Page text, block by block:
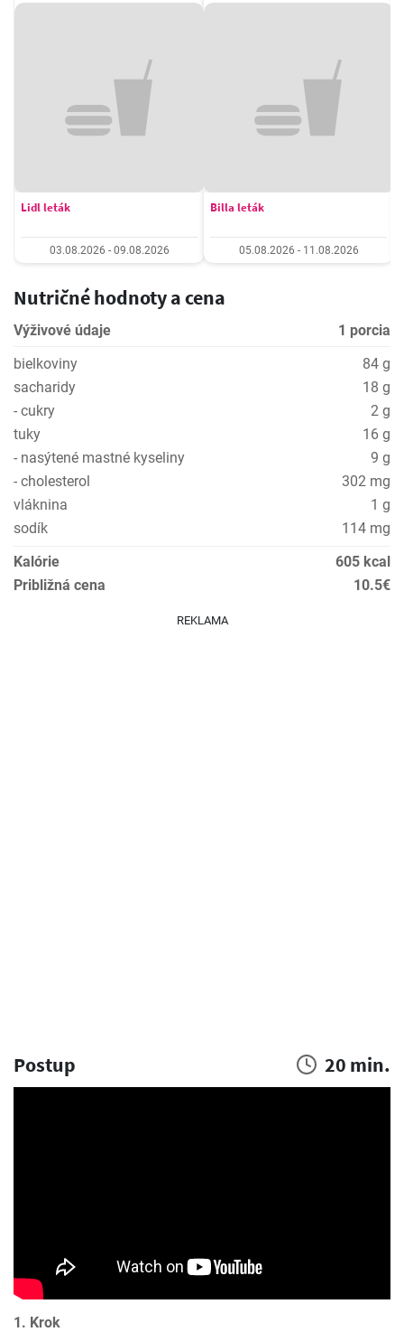
Lidl leták
03.08.2026 - 09.08.2026
Billa leták
05.08.2026 - 11.08.2026
Nutričné hodnoty a cena
Výživové údaje
1 porcia
bielkoviny
84 g
sacharidy
18 g
- cukry
2 g
tuky
16 g
- nasýtené mastné kyseliny
9 g
- cholesterol
302 mg
vláknina
1 g
sodík
114 mg
Kalórie
605 kcal
Približná cena
10.5€
REKLAMA
Postup 20 min.
1. Krok